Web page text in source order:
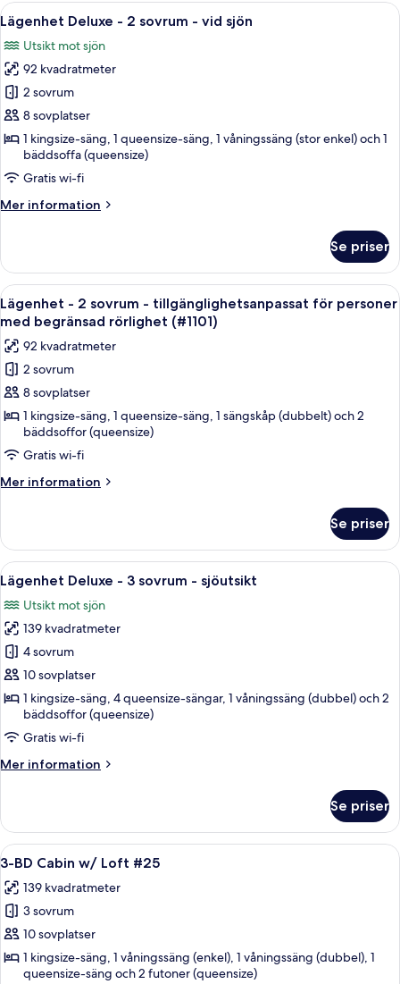
2
sovrum
-
sjöutsikt
Öppna
alla
foton
för
Lägenhet
Deluxe
-
sovrum
-
vid
Ett vardagsrum med en öppen spis
10
Lägenhet Deluxe - 2 sovrum - vid sjön
Utsikt mot sjön
92 kvadratmeter
2 sovrum
8 sovplatser
1 kingsize-säng, 1 queensize-säng, 1 våningssäng (stor enkel) och 1
bäddsoffa (queensize)
Gratis wi-fi
Mer information
Mer
Deluxe
2
sovrum
vid
sjön
Se priser
Öppna
alla
foton
för
Lägenhet
-
2
sovrum
-
tillgänglighetsanpassat
med
begränsad
rörlighet
(#1101)
Ett kök med bänkskivor i granit, en
2
Lägenhet - 2 sovrum - tillgänglighetsanpassat för personer
med begränsad rörlighet (#1101)
92 kvadratmeter
2 sovrum
8 sovplatser
1 kingsize-säng, 1 queensize-säng, 1 sängskåp (dubbelt) och 2
bäddsoffor (queensize)
Gratis wi-fi
Mer information
Mer
-
sovrum
tillgänglighetsanpassat
för
personer
med
begränsad
rörlighet
(#1101)
Se priser
Öppna
alla
foton
för
Lägenhet
Deluxe
-
sovrum
-
sjöutsikt
Ett sovrum med en säng, en
23
Lägenhet Deluxe - 3 sovrum - sjöutsikt
Utsikt mot sjön
139 kvadratmeter
4 sovrum
10 sovplatser
1 kingsize-säng, 4 queensize-sängar, 1 våningssäng (dubbel) och 2
bäddsoffor (queensize)
Gratis wi-fi
Mer information
Mer
Deluxe
3
sjöutsikt
Se priser
Öppna
alla
foton
för
3-
BD
Cabin
Ett sovrum med en våningssäng,
10
3-BD Cabin w/ Loft #25
139 kvadratmeter
3 sovrum
10 sovplatser
1 kingsize-säng, 1 våningssäng (enkel), 1 våningssäng (dubbel), 1
queensize-säng och 2 futoner (queensize)